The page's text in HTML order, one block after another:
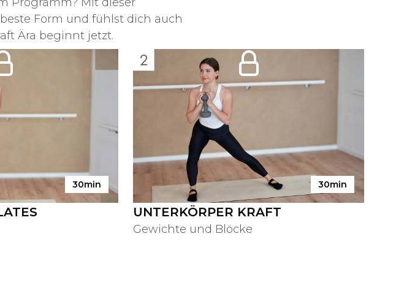
Programm? Mit dieser
Form und fühlst dich auch
Ära beginnt jetzt.
30min 30min
UNTERKÖRPER KRAFT
Gewichte und Blöcke